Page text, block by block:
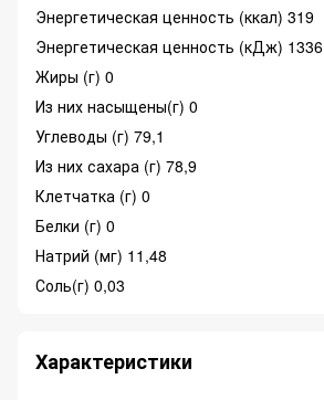
Энергетическая ценность (ккал) 319
Энергетическая ценность (кДж) 1336
Жиры (г) 0
Из них насыщены(г) 0
Углеводы (г) 79,1
Из них сахара (г) 78,9
Клетчатка (г) 0
Белки (г) 0
Натрий (мг) 11,48
Соль(г) 0,03
Характеристики